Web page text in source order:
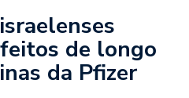
de longo
da Pfizer